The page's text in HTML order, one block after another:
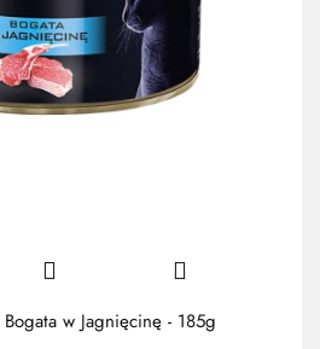
w Jagnięcinę - 185g